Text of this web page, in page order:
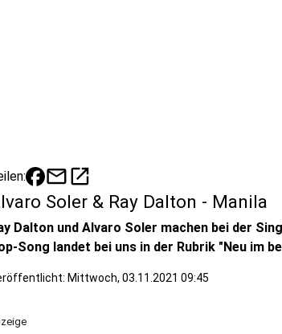
mailopen_in_new
Soler & Ray Dalton - Manila
Dalton und Alvaro Soler machen bei der
Song landet bei uns in der Rubrik "Neu im
Mittwoch, 03.11.2021 09:45